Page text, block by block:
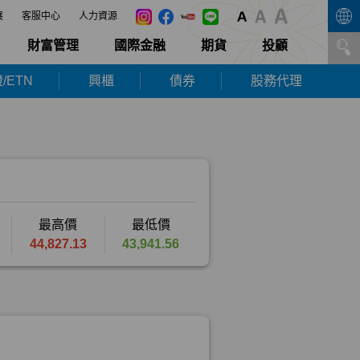
客服中心 人力資源
財富管理 國際金融 期貨 投顧
ETN 興櫃 債券 股務代理